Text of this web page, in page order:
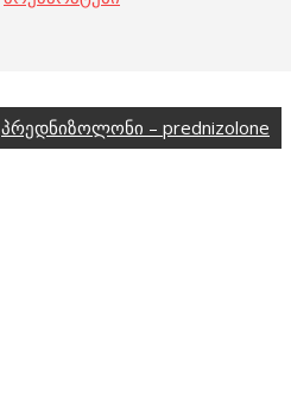
პრედნიზოლონი – prednizolone